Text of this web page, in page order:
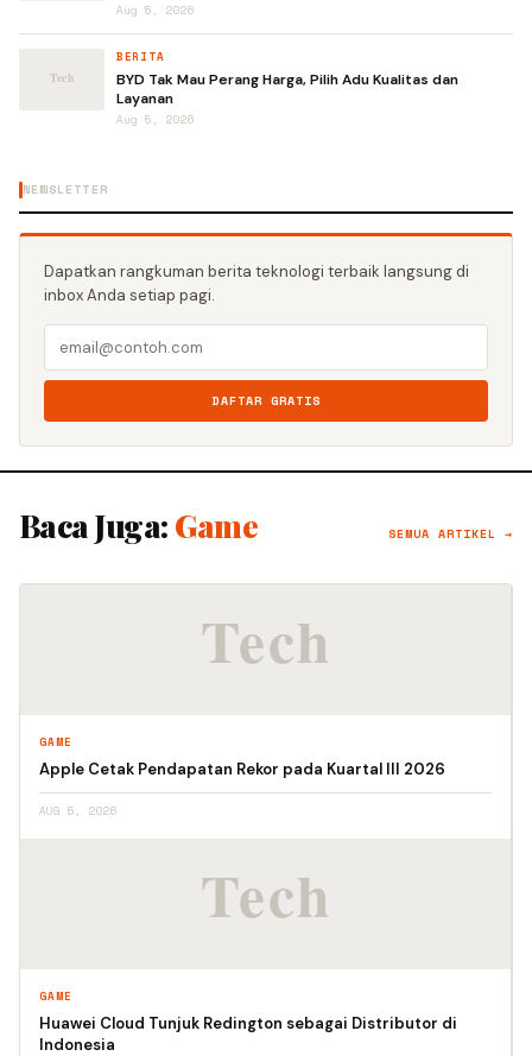
Aug 5, 2026
BERITA
BYD Tak Mau Perang Harga, Pilih Adu Kualitas dan
Layanan
Aug 5, 2026
NEWSLETTER
Dapatkan rangkuman berita teknologi terbaik langsung di
inbox Anda setiap pagi.
DAFTAR GRATIS
Baca Juga: Game SEMUA ARTIKEL →
GAME
Apple Cetak Pendapatan Rekor pada Kuartal III 2026
AUG 5, 2026
GAME
Huawei Cloud Tunjuk Redington sebagai Distributor di
Indonesia